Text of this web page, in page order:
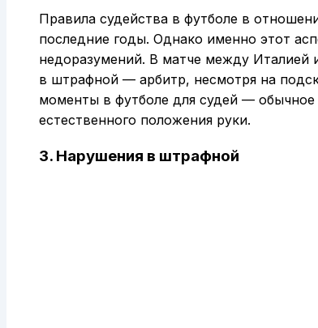
Правила судейства в футболе в
последние годы. Однако именно этот
недоразумений. В матче между Италией
в штрафной — арбитр, несмотря на
моменты в футболе для судей —
естественного положения руки.
3. Нарушения в штрафной